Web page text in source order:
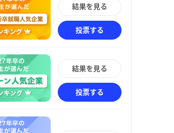
結果を見る
投票する
結果を見る
投票する